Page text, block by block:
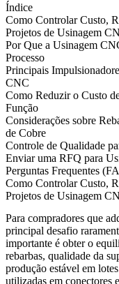
Índice
Como Controlar Custo,
Projetos de Usinagem
Por Que a Usinagem
Processo
Principais
CNC
Como Reduzir o Custo
Função
Considerações sobre
de Cobre
Controle de Qualidade
Enviar uma RFQ para
Perguntas Frequentes
Como Controlar Custo,
Projetos de Usinagem
Para compradores que
principal desafio
importante é obter o
rebarbas, qualidade da
produção estável em
utilizadas em conectores